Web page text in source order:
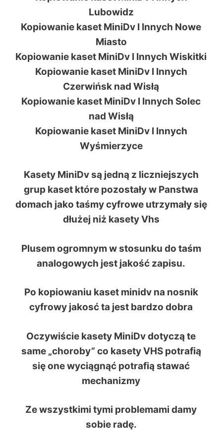
Lubowidz
Kopiowanie kaset MiniDv I Innych Nowe
Miasto
Kopiowanie kaset MiniDv I Innych Wiskitki
Kopiowanie kaset MiniDv I Innych
Czerwińsk nad Wisłą
Kopiowanie kaset MiniDv I Innych Solec
nad Wisłą
Kopiowanie kaset MiniDv I Innych
Wyśmierzyce
Kasety MiniDv są jedną z liczniejszych
grup kaset które pozostały w Panstwa
domach jako taśmy cyfrowe utrzymały się
dłużej niż kasety Vhs
Plusem ogromnym w stosunku do taśm
analogowych jest jakość zapisu.
Po kopiowaniu kaset minidv na nosnik
cyfrowy jakosć ta jest bardzo dobra
Oczywiście kasety MiniDv dotyczą te
same „choroby” co kasety VHS potrafią
się one wyciągnąć potrafią stawać
mechanizmy
Ze wszystkimi tymi problemami damy
sobie radę.